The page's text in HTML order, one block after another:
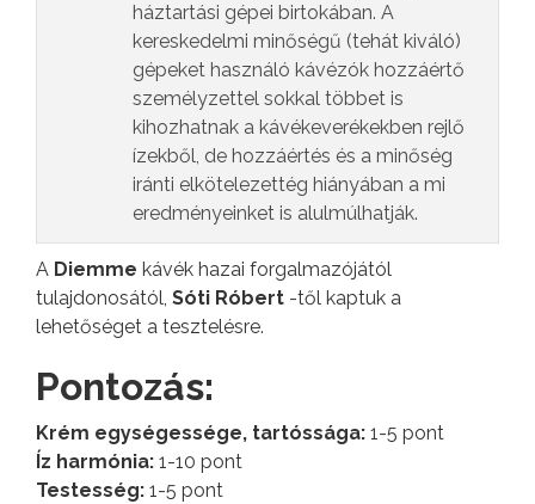
háztartási gépei birtokában. A
kereskedelmi minőségű (tehát kiváló)
gépeket használó kávézók hozzáértő
személyzettel sokkal többet is
kihozhatnak a kávékeverékekben rejlő
ízekből, de hozzáértés és a minőség
iránti elkötelezettég hiányában a mi
eredményeinket is alulmúlhatják.
A Diemme kávék hazai forgalmazójától
tulajdonosától, Sóti Róbert -től kaptuk a
lehetőséget a tesztelésre.
Pontozás:
Krém egységessége, tartóssága: 1-5 pont
Íz harmónia: 1-10 pont
Testesség: 1-5 pont